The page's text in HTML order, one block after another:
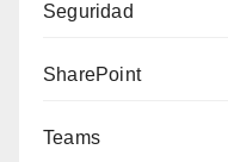
Seguridad
SharePoint
Teams